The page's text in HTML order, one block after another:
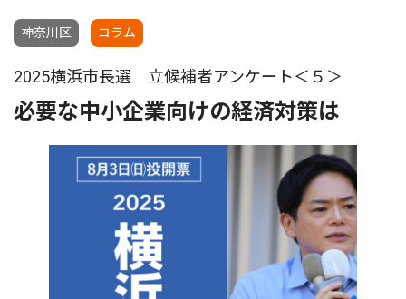
神奈川区 コラム
2025横浜市長選 立候補者アンケート＜５＞
必要な中小企業向けの経済対策は